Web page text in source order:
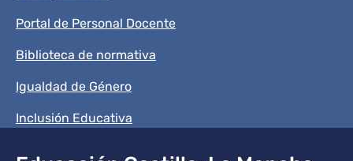
Portal de Personal Docente
Biblioteca de normativa
Igualdad de Género
Inclusión Educativa